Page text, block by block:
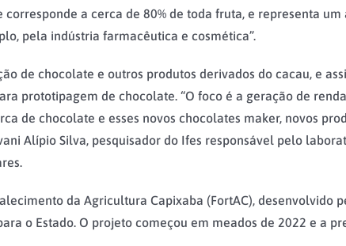
corresponde a cerca de 80% de toda fruta, e representa
pela indústria farmacêutica e cosmética”.
de chocolate e outros produtos derivados do cacau, e
prototipagem de chocolate. “O foco é a geração de
de chocolate e esses novos chocolates maker, novos
Alípio Silva, pesquisador do Ifes responsável pelo
da Agricultura Capixaba (FortAC),
o Estado. O projeto começou em meados de 2022 e a